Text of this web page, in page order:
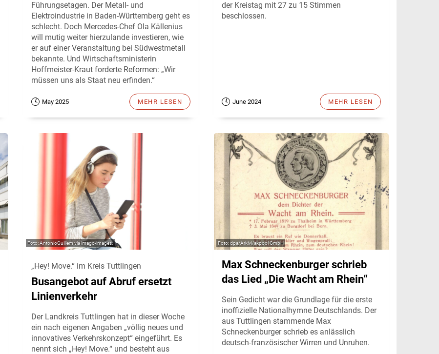
Führungsetagen. Der Metall- und
Elektroindustrie in Baden-Württemberg geht es
schlecht. Doch Mercedes-Chef Ola Källenius
will mutig weiter hierzulande investieren, wie
er auf einer Veranstaltung bei Südwestmetall
bekannte. Und Wirtschaftsministerin
Hoffmeister-Kraut forderte Reformen: „Wir
müssen uns als Staat neu erfinden.“
May 2025 MEHR LESEN
der Kreistag mit 27 zu 15 Stimmen
beschlossen.
June 2024 MEHR LESEN
AntonioGuillem via imago-images.
„Hey! Move.“ im Kreis Tuttlingen
Busangebot auf Abruf ersetzt
Linienverkehr
Der Landkreis Tuttlingen hat in dieser Woche
ein nach eigenen Angaben „völlig neues und
innovatives Verkehrskonzept“ eingeführt. Es
nennt sich „Hey! Move.“ und besteht aus
dpa/Arkivi/akpool GmbH
Max Schneckenburger schrieb
das Lied „Die Wacht am Rhein“
Sein Gedicht war die Grundlage für die erste
inoffizielle Nationalhymne Deutschlands. Der
aus Tuttlingen stammende Max
Schneckenburger schrieb es anlässlich
deutsch-französischer Wirren und Unruhen.